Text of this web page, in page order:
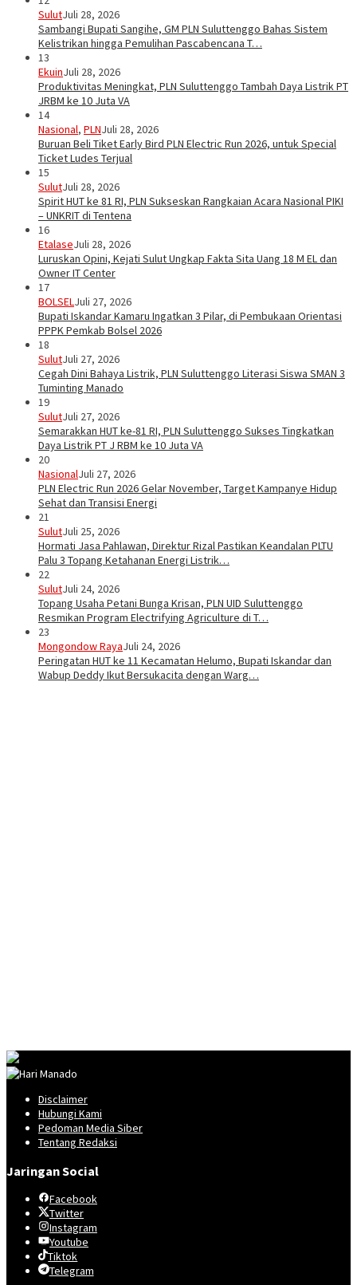
SulutJuli 28, 2026
Sambangi Bupati Sangihe, GM PLN Suluttenggo Bahas Sistem
Kelistrikan hingga Pemulihan Pascabencana T…
13
EkuinJuli 28, 2026
Produktivitas Meningkat, PLN Suluttenggo Tambah Daya Listrik PT
JRBM ke 10 Juta VA
14
Nasional, PLNJuli 28, 2026
Buruan Beli Tiket Early Bird PLN Electric Run 2026, untuk Special
Ticket Ludes Terjual
15
SulutJuli 28, 2026
Spirit HUT ke 81 RI, PLN Sukseskan Rangkaian Acara Nasional PIKI
– UNKRIT di Tentena
16
EtalaseJuli 28, 2026
Luruskan Opini, Kejati Sulut Ungkap Fakta Sita Uang 18 M EL dan
Owner IT Center
17
BOLSELJuli 27, 2026
Bupati Iskandar Kamaru Ingatkan 3 Pilar, di Pembukaan Orientasi
PPPK Pemkab Bolsel 2026
18
SulutJuli 27, 2026
Cegah Dini Bahaya Listrik, PLN Suluttenggo Literasi Siswa SMAN 3
Tuminting Manado
19
SulutJuli 27, 2026
Semarakkan HUT ke-81 RI, PLN Suluttenggo Sukses Tingkatkan
Daya Listrik PT J RBM ke 10 Juta VA
20
NasionalJuli 27, 2026
PLN Electric Run 2026 Gelar November, Target Kampanye Hidup
Sehat dan Transisi Energi
21
SulutJuli 25, 2026
Hormati Jasa Pahlawan, Direktur Rizal Pastikan Keandalan PLTU
Palu 3 Topang Ketahanan Energi Listrik…
22
SulutJuli 24, 2026
Topang Usaha Petani Bunga Krisan, PLN UID Suluttenggo
Resmikan Program Electrifying Agriculture di T…
23
Mongondow RayaJuli 24, 2026
Peringatan HUT ke 11 Kecamatan Helumo, Bupati Iskandar dan
Wabup Deddy Ikut Bersukacita dengan Warg…
Disclaimer
Hubungi Kami
Pedoman Media Siber
Tentang Redaksi
Jaringan Social
Facebook
Twitter
Instagram
Youtube
Tiktok
Telegram